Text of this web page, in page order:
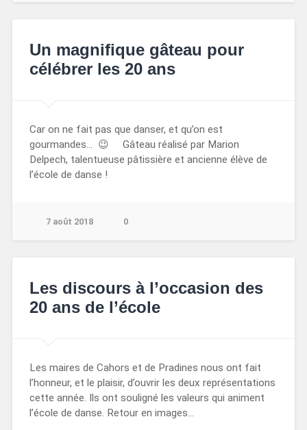
Un magnifique gâteau pour
célébrer les 20 ans
Car on ne fait pas que danser, et qu’on est
gourmandes… 😉 Gâteau réalisé par Marion
Delpech, talentueuse pâtissière et ancienne élève de
l’école de danse !
7 août 2018 0
Les discours à l’occasion des
20 ans de l’école
Les maires de Cahors et de Pradines nous ont fait
l’honneur, et le plaisir, d’ouvrir les deux représentations
cette année. Ils ont souligné les valeurs qui animent
l’école de danse. Retour en images…